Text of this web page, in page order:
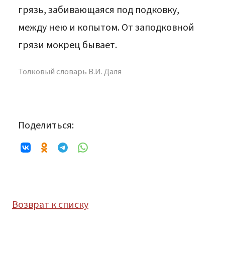
грязь, забивающаяся под подковку,
между нею и копытом. От заподковной
грязи мокрец бывает.
Толковый словарь В.И. Даля
Поделиться:
Возврат к списку